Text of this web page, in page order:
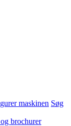
maskinen Søg
brochurer